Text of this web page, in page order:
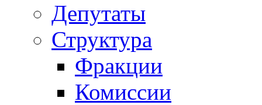
Депутаты
Структура
Фракции
Комиссии